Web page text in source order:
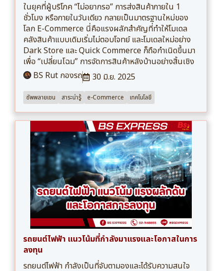
ในยุคที่ผู้บริโภค “ไม่อยากรอ” การส่งสินค้าภายใน 1
ชั่วโมง หรือภายในวันเดียว กลายเป็นมาตรฐานใหม่ของ
โลก E-Commerce นี่คือแรงผลักสำคัญที่ทำให้โมเดล
คลังสินค้าแบบเดิมเริ่มไม่ตอบโจทย์ และโมเดลใหม่อย่าง
Dark Store และ Quick Commerce ก็ถือกำเนิดขึ้นมา
เพื่อ “เปลี่ยนโฉม” การจัดการสินค้าหลังบ้านอย่างสิ้นเชิง
BS Rut กองรถ
30 มิ.ย. 2025
ซัพพลายเชน สาระน่ารู้ e-Commerce เทคโนโลยี
รถยนต์ไฟฟ้า แนวโน้มที่กำลังมาแรงและโอกาสในการ
ลงทุน
รถยนต์ไฟฟ้า กำลังเป็นที่จับตามองและได้รับความสนใจ